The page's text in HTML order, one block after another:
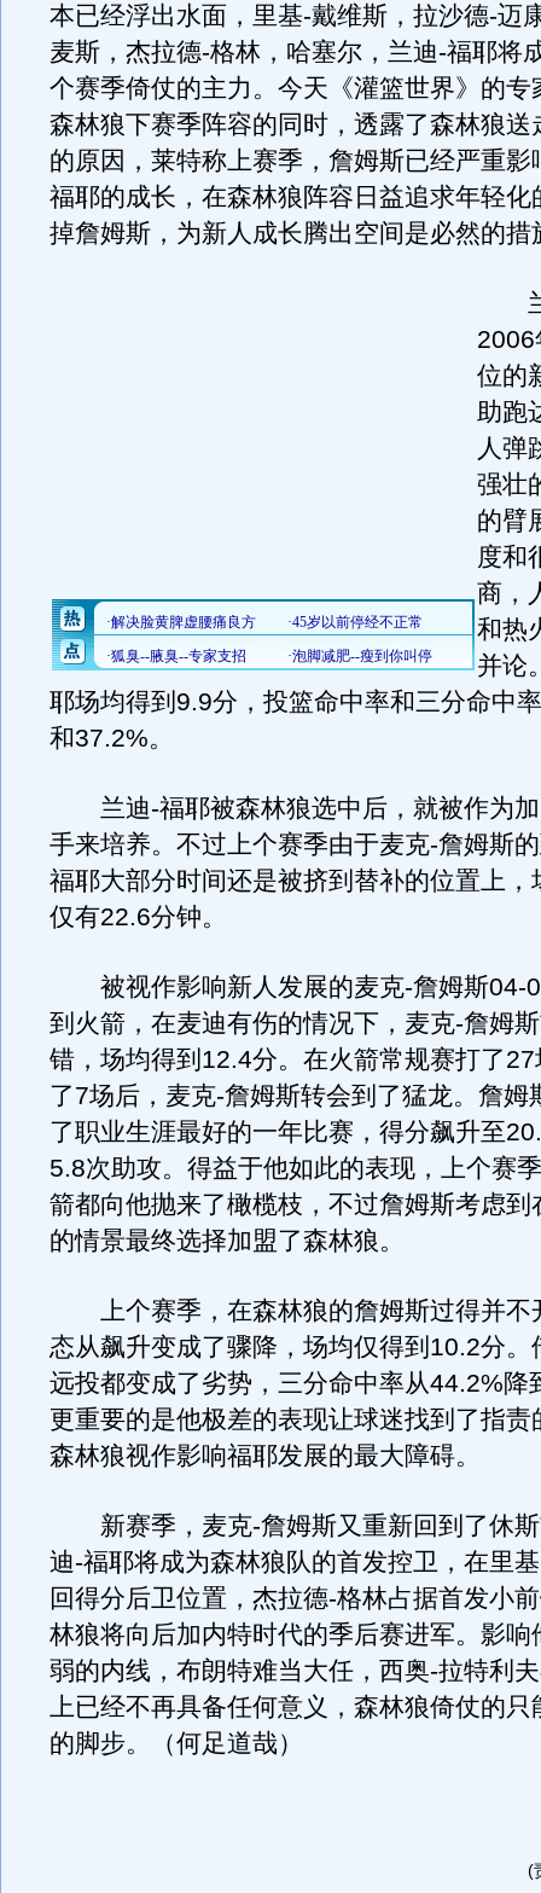
本已经浮出水面，里基-戴维斯，拉沙德-迈
麦斯，杰拉德-格林，哈塞尔，兰迪-福耶将
个赛季倚仗的主力。今天《灌篮世界》的专
森林狼下赛季阵容的同时，透露了森林狼送
的原因，莱特称上赛季，詹姆斯已经严重影
福耶的成长，在森林狼阵容日益追求年轻化
掉詹姆斯，为新人成长腾出空间是必然的措
兰
2006
位的
助跑
人弹
强壮
的臂
度和
商，
和热
并论
耶场均得到9.9分，投篮命中率和三分命中
和37.2%。
兰迪-福耶被森林狼选中后，就被作为加
手来培养。不过上个赛季由于麦克-詹姆斯
福耶大部分时间还是被挤到替补的位置上，
仅有22.6分钟。
被视作影响新人发展的麦克-詹姆斯04-
到火箭，在麦迪有伤的情况下，麦克-詹姆
错，场均得到12.4分。在火箭常规赛打了
了7场后，麦克-詹姆斯转会到了猛龙。詹姆
了职业生涯最好的一年比赛，得分飙升至
5.8次助攻。得益于他如此的表现，上个赛
箭都向他抛来了橄榄枝，不过詹姆斯考虑到
的情景最终选择加盟了森林狼。
上个赛季，在森林狼的詹姆斯过得并不
态从飙升变成了骤降，场均仅得到10.2分。
远投都变成了劣势，三分命中率从44.2%降
更重要的是他极差的表现让球迷找到了指责
森林狼视作影响福耶发展的最大障碍。
新赛季，麦克-詹姆斯又重新回到了休斯
迪-福耶将成为森林狼队的首发控卫，在里
回得分后卫位置，杰拉德-格林占据首发小
林狼将向后加内特时代的季后赛进军。影响
弱的内线，布朗特难当大任，西奥-拉特利
上已经不再具备任何意义，森林狼倚仗的只
的脚步。（何足道哉）
(